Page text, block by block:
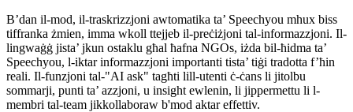
B’dan il-mod, il-traskrizzjoni awtomatika ta’ Speechyou mhux biss
tiffranka żmien, imma wkoll ttejjeb il-preċiżjoni tal-informazzjoni. Il-
lingwaġġ jista’ jkun ostaklu għal ħafna NGOs, iżda bil-ħidma ta’
Speechyou, l-iktar informazzjoni importanti tista’ tiġi tradotta f’ħin
reali. Il-funzjoni tal-"AI ask" tagħti lill-utenti ċ-ċans li jitolbu
sommarji, punti ta’ azzjoni, u insight ewlenin, li jippermettu li l-
membri tal-team jikkollaboraw b'mod aktar effettiv.